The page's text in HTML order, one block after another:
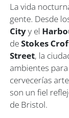
La vida
gente. Desde
Cityy el
deStokes
Street, la
ambientes
cervecerías
son un fiel
de Bristol.